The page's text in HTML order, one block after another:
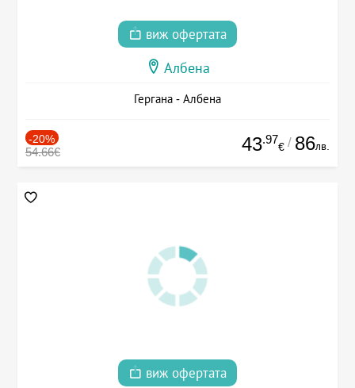
виж офертата
Албена
Гергана - Албена
-20%
54.66€ 43.97
€ / 86лв.
виж офертата